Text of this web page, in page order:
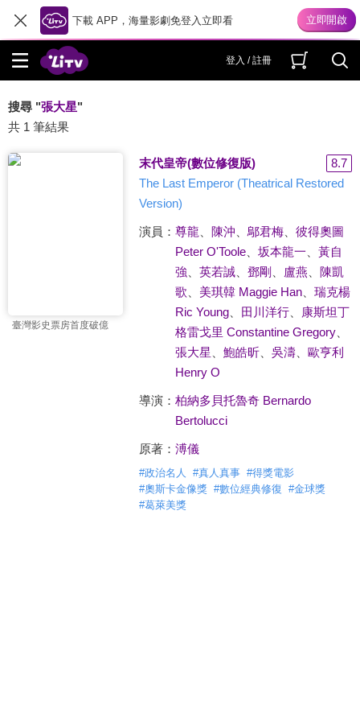
下載 APP，海量影劇免登入立即看
登入 / 註冊
搜尋 "張大星"
共 1 筆結果
臺灣影史票房首度破億
末代皇帝(數位修復版)
8.7
The Last Emperor (Theatrical Restored
Version)
演員： 尊龍 陳沖 鄔君梅、 彼得奧圖
Peter O'Toole、 坂本龍一
黃自
強
英若誠、 鄧剛 盧燕
陳凱
歌
美琪韓 Maggie Han、 瑞克楊
Ric Young、 田川洋行、
康斯坦丁
格雷戈里 Constantine Gregory、
張大星
鮑皓昕、 吳濤、 歐亨利
Henry O
導演： 柏納多貝托魯奇 Bernardo
Bertolucci
原著： 溥儀
#政治名人 #真人真事 #得獎電影
#奧斯卡金像獎 #數位經典修復 #金球獎
#葛萊美獎